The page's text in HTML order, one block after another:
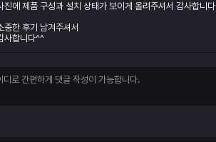
진에 제품 구성과 설치 상태가 보이게 올려주셔서 감사합니다
중한 후기 남겨주셔서
사합니다^^